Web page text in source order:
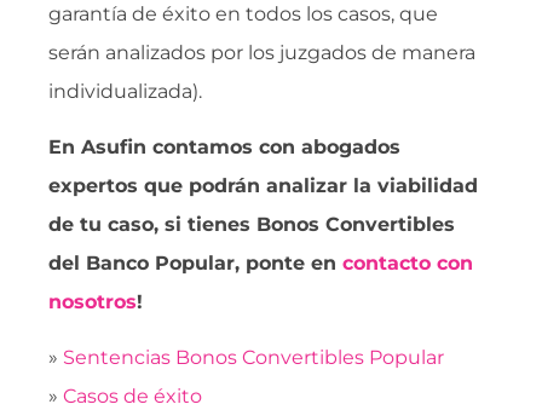
garantía de éxito en todos los casos, que
serán analizados por los juzgados de manera
individualizada).
En Asufin contamos con abogados
expertos que podrán analizar la viabilidad
de tu caso, si tienes Bonos Convertibles
del Banco Popular, ponte en contacto con
nosotros!
» Sentencias Bonos Convertibles Popular
» Casos de éxito